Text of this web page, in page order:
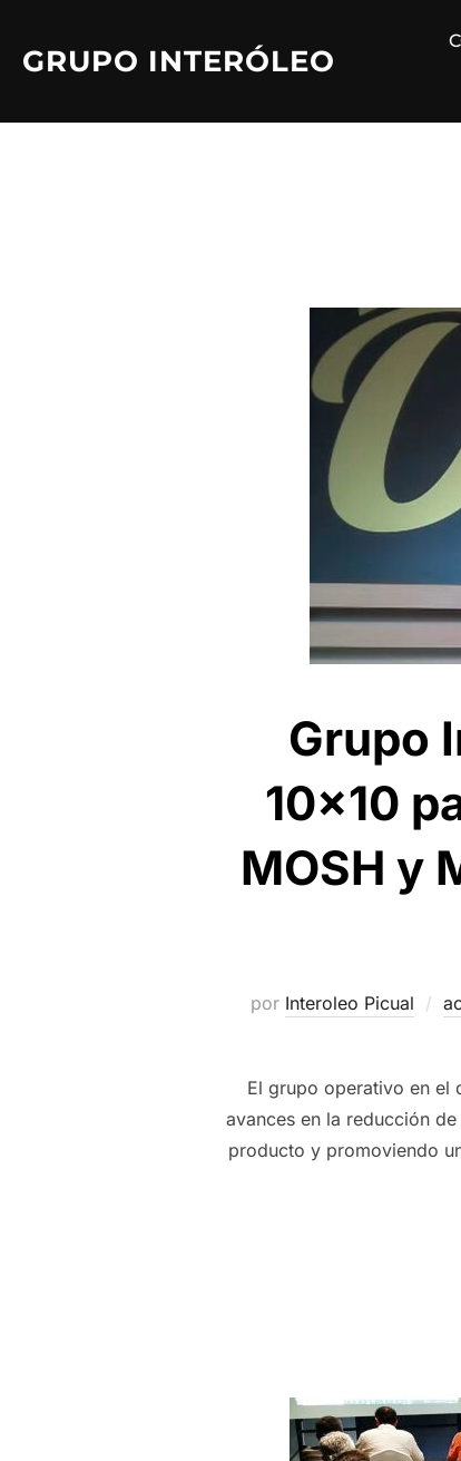
contenido
GRUPO INTERÓLEO
Grupo
10×10
MOSH y
por Interoleo Picual
El grupo operativo en el
avances en la reducción
producto y promoviendo